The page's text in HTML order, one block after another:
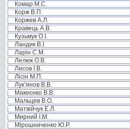
Комар М.С.
Корж В.П.
Коржев А.Л.
Кравець А.В.
Кузьмук О.І.
Ландик В.І.
Ларін С.М.
Лелюк О.В.
Лисов І.В.
Лісін М.П.
Лук’янов В.В.
Макеєнко В.В.
Мальцев В.О.
Матвійчук Е.Л.
Мирний І.М.
Мірошниченко Ю.Р.